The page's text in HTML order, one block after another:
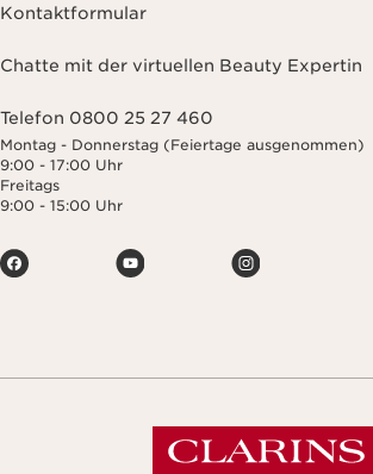
Kontaktformular
Chatte mit der virtuellen Beauty Expertin
Telefon 0800 25 27 460
Montag - Donnerstag (Feiertage ausgenommen)
9:00 - 17:00 Uhr
Freitags
9:00 - 15:00 Uhr